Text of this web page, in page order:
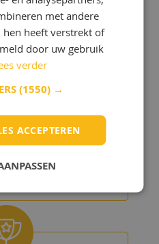
u bij het kiezen
zodat u het
halen.
met andere
heeft verstrekt of
door uw gebruik
verder
(1550) →
ACCEPTEREN